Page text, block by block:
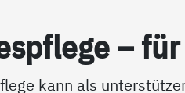
–
kann als